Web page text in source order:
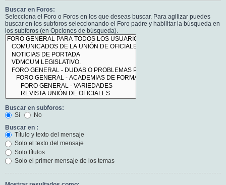
Buscar en Foros:
Selecciona el Foro o Foros en los que deseas buscar. Para agilizar puedes
buscar en los subforos seleccionando el Foro padre y habilitar la búsqueda en
los subforos (en Opciones de búsqueda).
Buscar en subforos:
Sí
No
Buscar en :
Título y texto del mensaje
Solo el texto del mensaje
Solo títulos
Solo el primer mensaje de los temas